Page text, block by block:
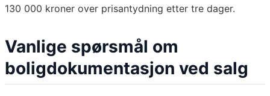
130 000 kroner over prisantydning etter tre dager.
Vanlige spørsmål om
boligdokumentasjon ved salg